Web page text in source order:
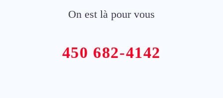
On est là pour vous
450 682-4142